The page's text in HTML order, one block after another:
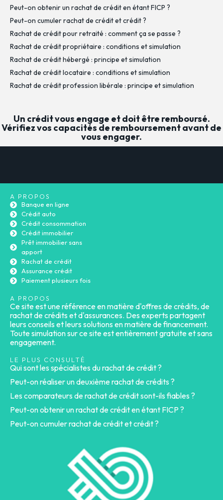
Peut-on obtenir un rachat de crédit en étant FICP ?
Peut-on cumuler rachat de crédit et crédit ?
Rachat de crédit pour retraité : comment ça se passe ?
Rachat de crédit propriétaire : conditions et simulation
Rachat de crédit hébergé : principe et simulation
Rachat de crédit locataire : conditions et simulation
Rachat de crédit profession libérale : principe et simulation
Un crédit vous engage et doit être remboursé.
Vérifiez vos capacités de remboursement avant de
vous engager.
A PROPOS
Banque en ligne
Crédit auto
Crédit consommation
Crédit immobilier
Prêt immobilier sans
apport
Rachat de crédit
Assurance crédit
Paiement plusieurs fois
A PROPOS
Ce site est une référence en matière d'offres de crédits, de
rachat de crédits et d'assurances. Des experts partagent
leurs conseils et leurs solutions en matière de financement.
Toute simulation sur ce site est entièrement gratuite et sans
engagement.
LE PLUS CONSULTÉ
Qui sont les spécialistes du rachat de crédit ?
Peut-on réaliser un deuxième rachat de crédits ?
Les comparateurs de rachat de crédit sont-ils fiables ?
Peut-on obtenir un rachat de crédit en étant FICP ?
Peut-on cumuler rachat de crédit et crédit ?